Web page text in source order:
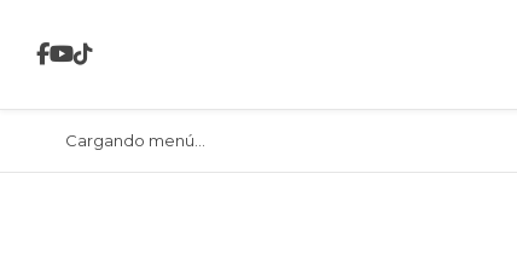
Cargando menú...